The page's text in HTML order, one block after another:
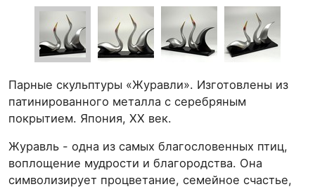
Парные скульптуры «Журавли». Изготовлены из
патинированного металла с серебряным
покрытием. Япония, ХХ век.
Журавль - одна из самых благословенных птиц,
воплощение мудрости и благородства. Она
символизирует процветание, семейное счастье,